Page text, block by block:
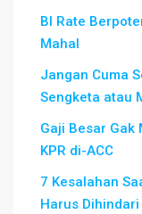
BI Rate
Mahal
Jangan Cuma
Sengketa atau
Gaji Besar Gak
KPR di-ACC
7 Kesalahan
Harus